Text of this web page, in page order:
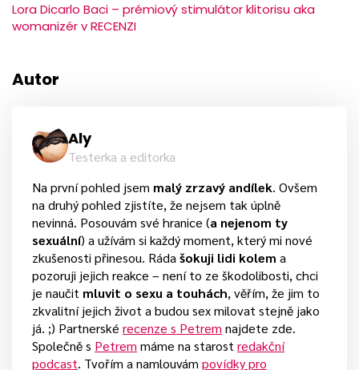
Lora Dicarlo Baci – prémiový stimulátor klitorisu aka
womanizér v RECENZI
Autor
Aly
Testerka a editorka
Na první pohled jsem malý zrzavý andílek. Ovšem
na druhý pohled zjistíte, že nejsem tak úplně
nevinná. Posouvám své hranice (a nejenom ty
sexuální) a užívám si každý moment, který mi nové
zkušenosti přinesou. Ráda šokuji lidi kolem a
pozoruji jejich reakce – není to ze škodolibosti, chci
je naučit mluvit o sexu a touhách, věřím, že jim to
zkvalitní jejich život a budou sex milovat stejně jako
já. ;) Partnerské recenze s Petrem najdete zde.
Společně s Petrem máme na starost redakční
podcast. Tvořím a namlouvám povídky pro